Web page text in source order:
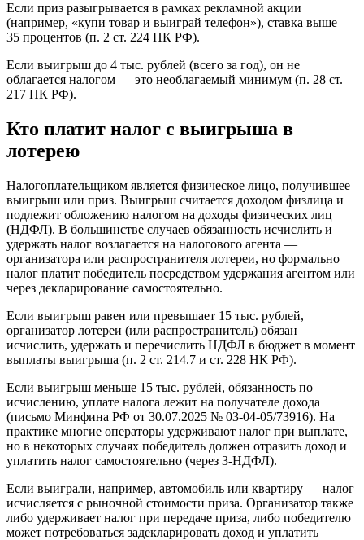
Если приз разыгрывается в рамках рекламной акции
(например, «купи товар и выиграй телефон»), ставка выше —
35 процентов (п. 2 ст. 224 НК РФ).
Если выигрыш до 4 тыс. рублей (всего за год), он не
облагается налогом — это необлагаемый минимум (п. 28 ст.
217 НК РФ).
Кто платит налог с выигрыша в
лотерею
Налогоплательщиком является физическое лицо, получившее
выигрыш или приз. Выигрыш считается доходом физлица и
подлежит обложению налогом на доходы физических лиц
(НДФЛ). В большинстве случаев обязанность исчислить и
удержать налог возлагается на налогового агента —
организатора или распространителя лотереи, но формально
налог платит победитель посредством удержания агентом или
через декларирование самостоятельно.
Если выигрыш равен или превышает 15 тыс. рублей,
организатор лотереи (или распространитель) обязан
исчислить, удержать и перечислить НДФЛ в бюджет в момент
выплаты выигрыша (п. 2 ст. 214.7 и ст. 228 НК РФ).
Если выигрыш меньше 15 тыс. рублей, обязанность по
исчислению, уплате налога лежит на получателе дохода
(письмо Минфина РФ от 30.07.2025 № 03-04-05/73916). На
практике многие операторы удерживают налог при выплате,
но в некоторых случаях победитель должен отразить доход и
уплатить налог самостоятельно (через 3-НДФЛ).
Если выиграли, например, автомобиль или квартиру — налог
исчисляется с рыночной стоимости приза. Организатор также
либо удерживает налог при передаче приза, либо победителю
может потребоваться задекларировать доход и уплатить